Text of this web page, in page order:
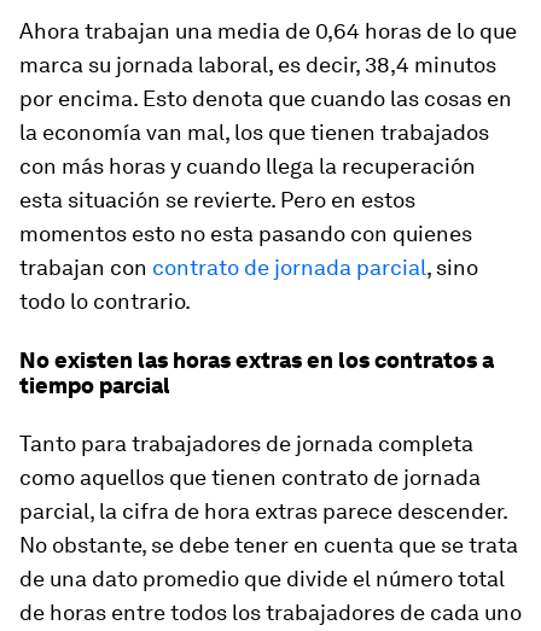
Ahora trabajan una media de 0,64 horas de lo que
marca su jornada laboral, es decir, 38,4 minutos
por encima. Esto denota que cuando las cosas en
la economía van mal, los que tienen trabajados
con más horas y cuando llega la recuperación
esta situación se revierte. Pero en estos
momentos esto no esta pasando con quienes
trabajan con contrato de jornada parcial, sino
todo lo contrario.
No existen las horas extras en los contratos a
tiempo parcial
Tanto para trabajadores de jornada completa
como aquellos que tienen contrato de jornada
parcial, la cifra de hora extras parece descender.
No obstante, se debe tener en cuenta que se trata
de una dato promedio que divide el número total
de horas entre todos los trabajadores de cada uno